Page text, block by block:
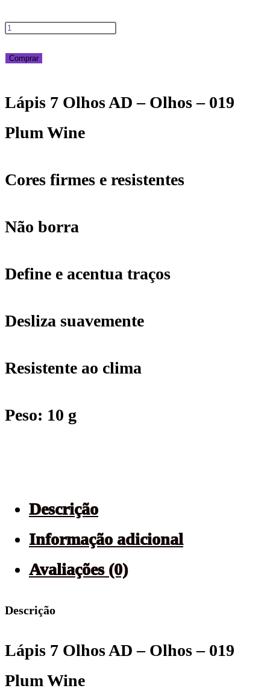
Lápis
7
AD
Olhos
019
Plum
quantidade
Comprar
Lápis 7 Olhos AD – Olhos – 019
Plum Wine
Cores firmes e resistentes
Não borra
Define e acentua traços
Desliza suavemente
Resistente ao clima
Peso: 10 g
Descrição
Informação adicional
Avaliações (0)
Descrição
Lápis 7 Olhos AD – Olhos – 019
Plum Wine